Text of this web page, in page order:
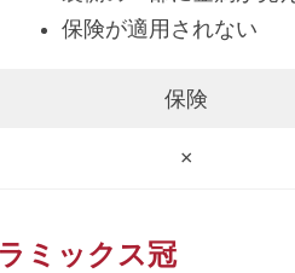
保険が適用されない
保険
×
ミックス冠